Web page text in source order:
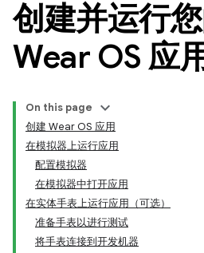
创建并运行
Wear OS 应
On this page
创建 Wear OS 应用
在模拟器上运行应用
配置模拟器
在模拟器中打开应用
在实体手表上运行应用（可选）
准备手表以进行测试
将手表连接到开发机器